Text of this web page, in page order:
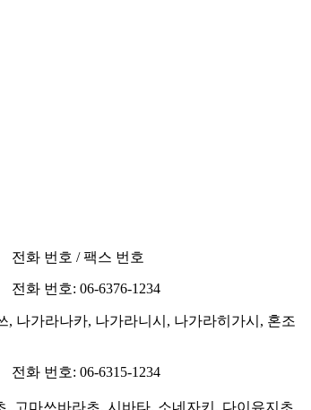
전화 번호 / 팩스 번호
전화 번호: 06-6376-1234
나가라나카, 나가라니시, 나가라히가시, 혼조
전화 번호: 06-6315-1234
고마쓰바라초, 시바타, 소네자키, 다이유지초,